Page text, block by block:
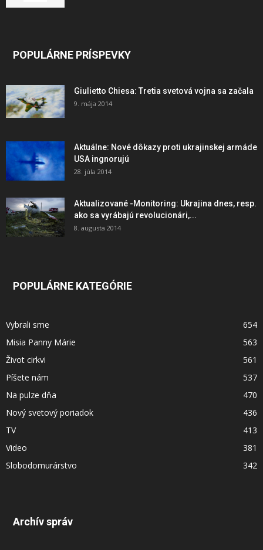
POPULÁRNE PRÍSPEVKY
Giulietto Chiesa: Tretia svetová vojna sa začala
9. mája 2014
Aktuálne: Nové dôkazy proti ukrajinskej armáde
USA ingnorujú
28. júla 2014
Aktualizované -Monitoring: Ukrajina dnes, resp.
ako sa vyrábajú revolucionári,...
8. augusta 2014
POPULÁRNE KATEGÓRIE
Vybrali sme
654
Misia Panny Márie
563
Život cirkvi
561
Píšete nám
537
Na pulze dňa
470
Nový svetový poriadok
436
TV
413
Video
381
Slobodomurárstvo
342
Archív správ